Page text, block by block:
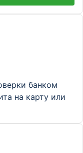
банком
на карту или